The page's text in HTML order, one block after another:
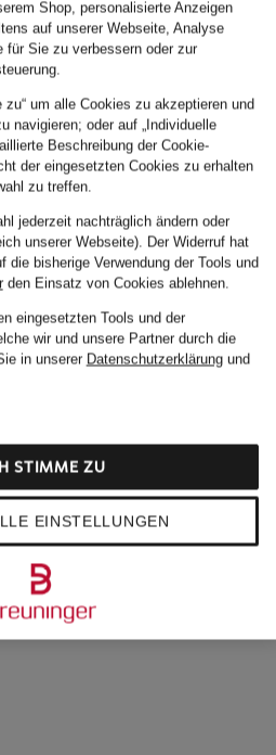
RELIGION
Jeans MIJA
€
ba&sh
Shop, personalisierte Anzeigen
auf unserer Webseite, Analyse
für Sie zu verbessern oder zur
um alle Cookies zu akzeptieren und
navigieren; oder auf „Individuelle
Beschreibung der Cookie-
der eingesetzten Cookies zu erhalten
zu treffen.
jederzeit nachträglich ändern oder
unserer Webseite). Der Widerruf hat
die bisherige Verwendung der Tools und
den Einsatz von Cookies ablehnen.
eingesetzten Tools und der
wir und unsere Partner durch die
in unserer Datenschutzerklärungund
EINSTELLUNGEN
STIMME ZU